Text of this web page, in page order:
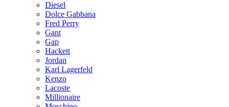
Diesel
Dolce Gabbana
Fred Perry
Gant
Gap
Hackett
Jordan
Karl Lagerfeld
Kenzo
Lacoste
Millionaire